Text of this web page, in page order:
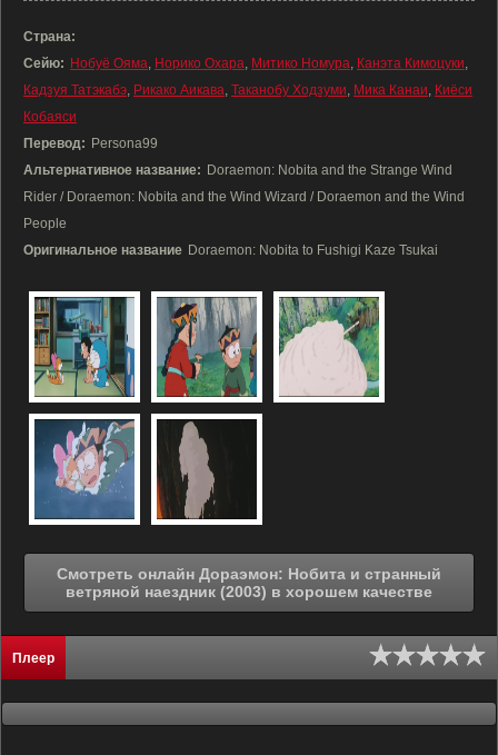
Страна:
Сейю: Нобуё Ояма, Норико Охара, Митико Номура, Канэта Кимоцуки,
Кадзуя Татэкабэ, Рикако Аикава, Таканобу Ходзуми, Мика Канаи, Киёси
Кобаяси
Перевод: Persona99
Альтернативное название: Doraemon: Nobita and the Strange Wind
Rider / Doraemon: Nobita and the Wind Wizard / Doraemon and the Wind
People
Оригинальное название Doraemon: Nobita to Fushigi Kaze Tsukai
Смотреть онлайн Дораэмон: Нобита и странный
ветряной наездник (2003) в хорошем качестве
Плеер